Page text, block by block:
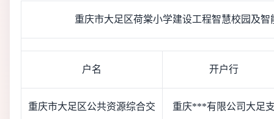
重庆市大足区荷棠小学建设工程智慧校园及智
户名 开户行
重庆市大足区公共资源综合交
重庆***有限公司大足